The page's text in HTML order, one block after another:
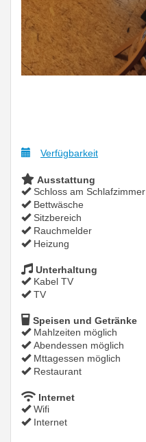
Verfügbarkeit
Ausstattung
Schloss am Schlafzimmer
Bettwäsche
Sitzbereich
Rauchmelder
Heizung
Unterhaltung
Kabel TV
TV
Speisen und Getränke
Mahlzeiten möglich
Abendessen möglich
Mttagessen möglich
Restaurant
Internet
Wifi
Internet